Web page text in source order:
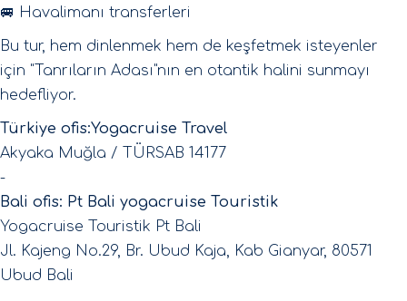
🚐 Havalimanı transferleri
Bu tur, hem dinlenmek hem de keşfetmek isteyenler
için "Tanrıların Adası"nın en otantik halini sunmayı
hedefliyor.
Türkiye ofis:Yogacruise Travel
Akyaka Muğla / TÜRSAB 14177
-
Bali ofis: Pt Bali yogacruise Touristik
Yogacruise Touristik Pt Bali
Jl. Kajeng No.29, Br. Ubud Kaja, Kab Gianyar, 80571
Ubud Bali